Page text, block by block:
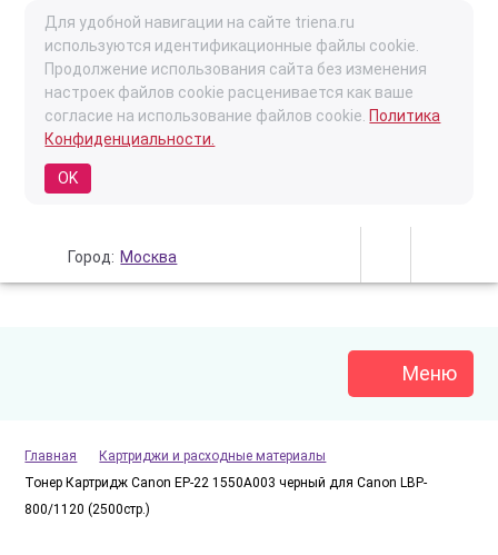
Для удобной навигации на сайте triena.ru
используются идентификационные файлы cookie.
Продолжение использования сайта без изменения
настроек файлов cookie расценивается как ваше
согласие на использование файлов cookie. Политика
Конфиденциальности.
OK
Город: Москва
Меню
Главная
Картриджи и расходные материалы
Тонер Картридж Canon EP-22 1550A003 черный для Canon LBP-
800/1120 (2500стр.)